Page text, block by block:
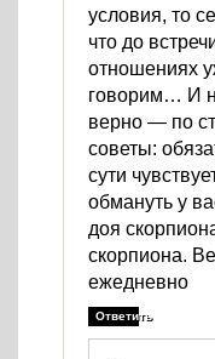
условия, то
что до
отношениях
говорим… И
верно — по
советы:
сути
обмануть у
доя
скорпиона.
ежедневно
Ответить